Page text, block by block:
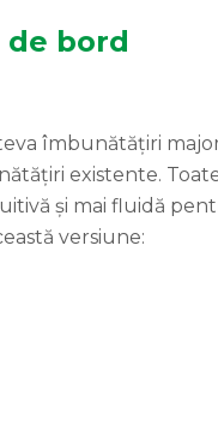
bord
îmbunătățiri
existente.
și mai fluidă
versiune: